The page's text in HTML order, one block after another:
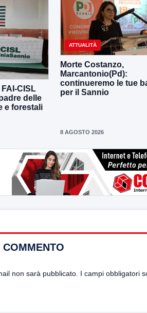
CISL
delle
e forestali
ATTUALITÀ
Morte Costanzo,
Marcantonio(Pd):
continueremo le tue
per il Sannio
8 AGOSTO 2026
non sarà pubblicato. I campi obbligatori